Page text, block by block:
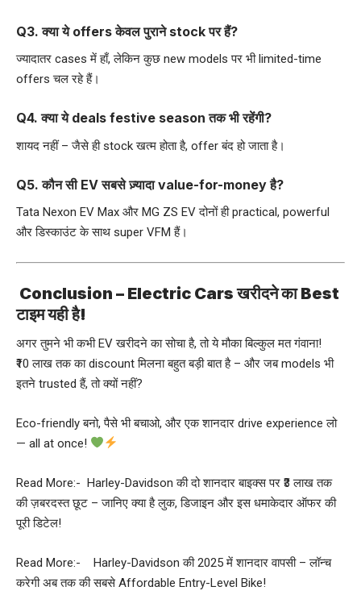
Q3. क्या ये offers केवल पुराने stock पर हैं?
ज्यादातर cases में हाँ, लेकिन कुछ new models पर भी limited-time
offers चल रहे हैं।
Q4. क्या ये deals festive season तक भी रहेंगी?
शायद नहीं – जैसे ही stock खत्म होता है, offer बंद हो जाता है।
Q5. कौन सी EV सबसे ज़्यादा value-for-money है?
Tata Nexon EV Max और MG ZS EV दोनों ही practical, powerful
और डिस्काउंट के साथ super VFM हैं।
Conclusion – Electric Cars खरीदने का Best
टाइम यही है!
अगर तुमने भी कभी EV खरीदने का सोचा है, तो ये मौका बिल्कुल मत गंवाना!
₹10 लाख तक का discount मिलना बहुत बड़ी बात है – और जब models भी
इतने trusted हैं, तो क्यों नहीं?
Eco-friendly बनो, पैसे भी बचाओ, और एक शानदार drive experience लो
— all at once!
Read More:- Harley-Davidson की दो शानदार बाइक्स पर ₹3 लाख तक
की ज़बरदस्त छूट – जानिए क्या है लुक, डिजाइन और इस धमाकेदार ऑफर की
पूरी डिटेल!
Read More:- Harley-Davidson की 2025 में शानदार वापसी – लॉन्च
करेगी अब तक की सबसे Affordable Entry-Level Bike!